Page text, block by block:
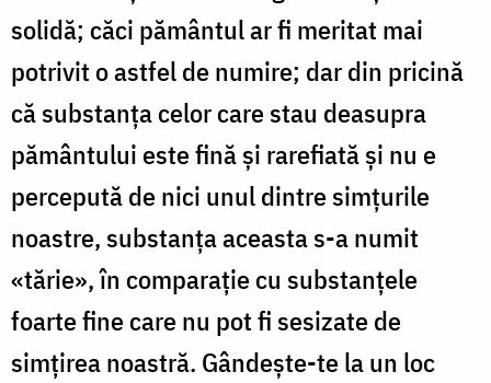
solidă; căci pământul ar fi meritat mai
potrivit o astfel de numire; dar din pricină
că substanţa celor care stau deasupra
pământului este fină şi rarefiată şi nu e
percepută de nici unul dintre simţurile
noastre, substanţa aceasta s-a numit
«tărie», în comparaţie cu substanţele
foarte fine care nu pot fi sesizate de
simţirea noastră. Gândeşte-te la un loc